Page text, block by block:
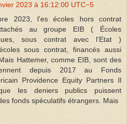
2023 à 16:12:00 UTC−5
2023, l'es écoles hors contrat
au groupe EIB ( Écoles
sous contrat avec l'Etat )
sous contrat, financés aussi
Hattemer, comme EIB, sont des
depuis 2017 au Fonds
Providence Equity Partners Il
les deniers publics puissent
fonds spéculatifs étrangers. Mais